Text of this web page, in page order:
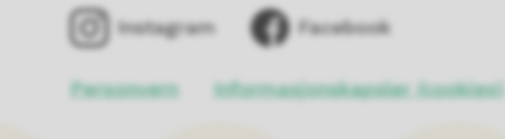
Instagram Facebook
Personvern Informasjonskapsler (cookies)